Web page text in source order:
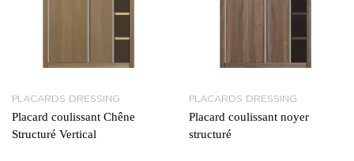
PLACARDS DRESSING
Placard coulissant Chêne
Structuré Vertical
PLACARDS DRESSING
Placard coulissant noyer
structuré